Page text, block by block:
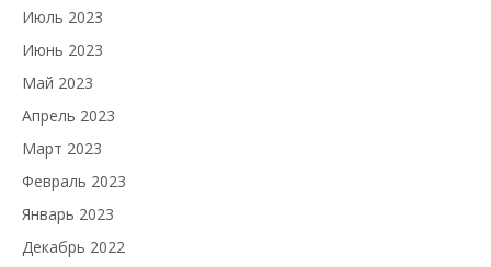
Июль 2023
Июнь 2023
Май 2023
Апрель 2023
Март 2023
Февраль 2023
Январь 2023
Декабрь 2022